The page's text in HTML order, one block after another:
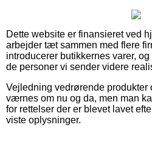
Dette website er finansieret ved
arbejder tæt sammen med flere
introducerer butikkernes varer,
de personer vi sender videre
Vejledning vedrørende produkter
værnes om nu og da, men man
for rettelser der er blevet lavet
viste oplysninger.